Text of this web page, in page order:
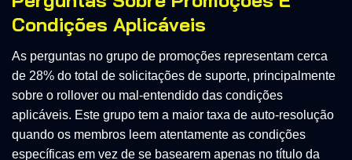
Condições Aplicáveis
As perguntas no grupo de promoções representam cerca
de 28% do total de solicitações de suporte, principalmente
sobre o rollover ou mal-entendido das condições
aplicáveis. Este grupo tem a maior taxa de auto-resolução
quando os membros leem atentamente as condições
específicas em vez de se basearem apenas no título da